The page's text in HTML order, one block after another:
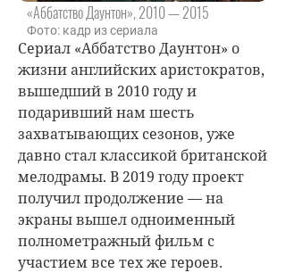
«Аббатство Даунтон», 2010 — 2015
Фото: кадр из сериала
Сериал «Аббатство Даунтон» о
жизни английских аристократов,
вышедший в 2010 году и
подаривший нам шесть
захватывающих сезонов, уже
давно стал классикой британской
мелодрамы. В 2019 году проект
получил продолжение — на
экраны вышел одноименный
полнометражный фильм с
участием все тех же героев.